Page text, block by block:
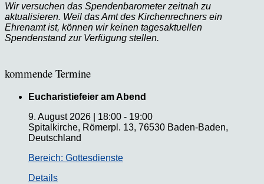
Wir versuchen das Spendenbarometer zeitnah zu
aktualisieren. Weil das Amt des Kirchenrechners ein
Ehrenamt ist, können wir keinen tagesaktuellen
Spendenstand zur Verfügung stellen.
kommende Termine
Eucharistiefeier am Abend
9. August 2026
18:00 - 19:00
Spitalkirche, Römerpl. 13, 76530 Baden-Baden,
Deutschland
Bereich: Gottesdienste
Details